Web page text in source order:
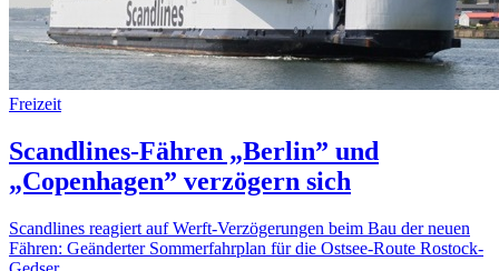
Freizeit
Scandlines-Fähren „Berlin” und
„Copenhagen” verzögern sich
Scandlines reagiert auf Werft-Verzögerungen beim Bau der neuen
Fähren: Geänderter Sommerfahrplan für die Ostsee-Route Rostock-